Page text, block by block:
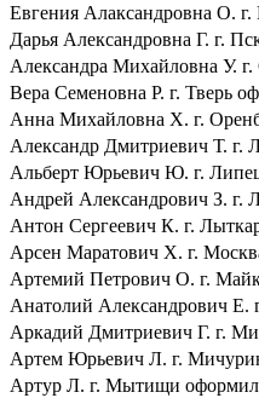
Евгения Алаксандровна О. г.
Дарья Александровна Г. г.
Александра Михайловна У. г.
Вера Семеновна Р. г. Тверь
Анна Михайловна Х. г.
Александр Дмитриевич Т. г.
Альберт Юрьевич Ю. г.
Андрей Александрович З. г.
Антон Сергеевич К. г.
Арсен Маратович Х. г.
Артемий Петрович О. г.
Анатолий Александрович Е.
Аркадий Дмитриевич Г. г.
Артем Юрьевич Л. г.
Артур Л. г. Мытищи оформил